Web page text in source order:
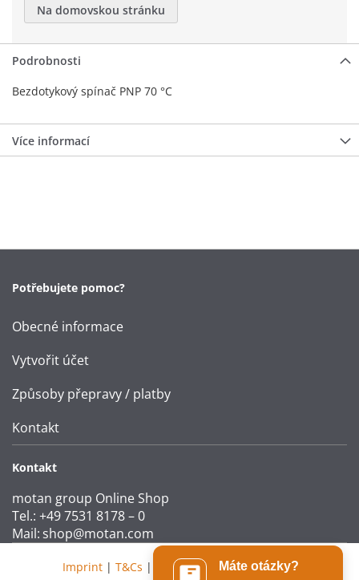
Máte otázky?
Na domovskou stránku
Podrobnosti
Bezdotykový spínač PNP 70 °C
Více informací
Potřebujete pomoc?
Obecné informace
Vytvořit účet
Způsoby přepravy / platby
Kontakt
Kontakt
motan group Online Shop
Tel.: +49 7531 8178 – 0
Mail: shop@motan.com
Imprint | T&Cs | Data protection statement